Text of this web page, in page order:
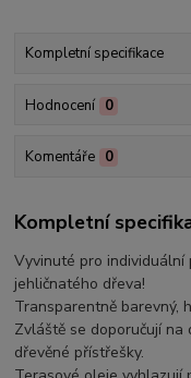
Kompletní specifikace
Hodnocení 0
Komentáře 0
Kompletní
Vyvinuté pro individuální
jehličnatého dřeva!
Transparentně barevný,
Zvláště se doporučují na
dřevěné přístřešky.